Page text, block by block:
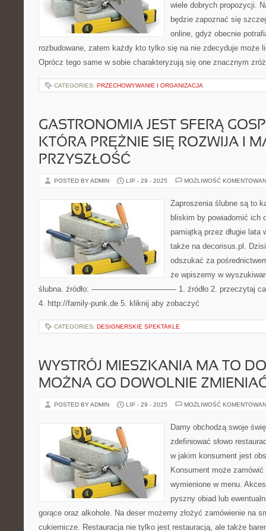
wiele dobrych propozycji.
będzie zapoznać się
online, gdyż obecnie
rozbudowane, zatem każdy kto tylko się na nie zdecyduje może
Oprócz tego same w sobie charakteryzują się one znacznym
CATEGORIES: PRZECHOWYWANIE I ORGANIZACJA
GASTRONOMIA JEST SFERĄ
KTÓRA PRĘŻNIE SIĘ ROZWIJA I
PRZYSZŁOŚĆ
POSTED BY ADMIN LIP - 29 - 2025 MOŻLIWOŚĆ
Zaproszenia ślubne są to
bliskim by powiadomić ich
pamiątką przez długie lata
także na decorisus.pl.
odszukać za
że wpiszemy w
ślubna. źródło: ——————————— 1. źródło 2. przeczytaj
4. http://family-punk.de 5. kliknij aby zobaczyć
CATEGORIES: DESIGNERSKIE SPEKTAKLE
WYSTRÓJ MIESZKANIA MA TO
MOŻNA GO DOWOLNIE
POSTED BY ADMIN LIP - 29 - 2025 MOŻLIWOŚĆ
Damy obchodzą swoje
zdefiniować słowo
w jakim konsument jest
Konsument może
wymienione w menu.
pyszny obiad lub
gorące oraz alkohole. Na deser możemy złożyć zamówienie na
cukiernicze. Restauracja nie tylko jest restauracją, ale także